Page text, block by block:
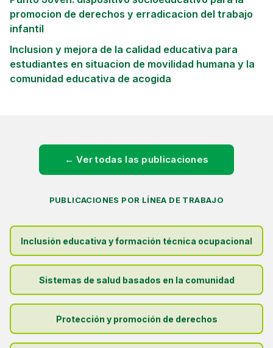
promocion de derechos y erradicacion del trabajo
infantil
Inclusion y mejora de la calidad educativa para
estudiantes en situacion de movilidad humana y la
comunidad educativa de acogida
← Ver todas las publicaciones
PUBLICACIONES POR LÍNEA DE TRABAJO
Inclusión educativa y formación técnica ocupacional
Sistemas de salud basados en la comunidad
Protección y promoción de derechos